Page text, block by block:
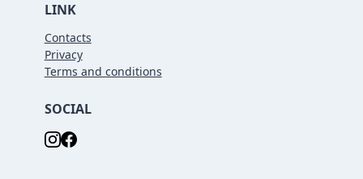
LINK
Contacts
Privacy
Terms and conditions
SOCIAL